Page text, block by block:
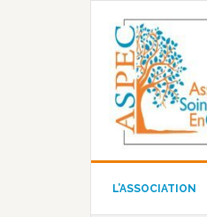
L’ASSOCIATION